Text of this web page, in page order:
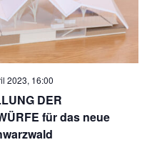
DER
für das neue
2023, 16:00